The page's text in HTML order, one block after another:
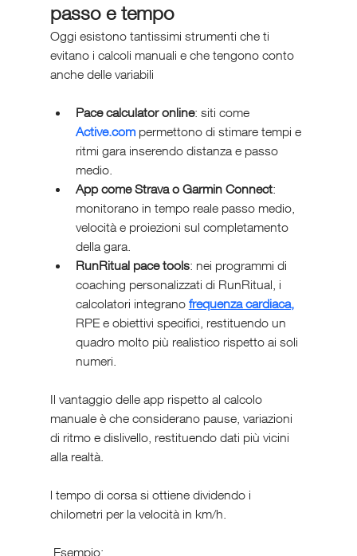
passo e tempo
Oggi esistono tantissimi strumenti che ti
evitano i calcoli manuali e che tengono conto
anche delle variabili
Pace calculator online: siti come
Active.com permettono di stimare tempi e
ritmi gara inserendo distanza e passo
medio.
App come Strava o Garmin Connect:
monitorano in tempo reale passo medio,
velocità e proiezioni sul completamento
della gara.
RunRitual pace tools: nei programmi di
coaching personalizzati di RunRitual, i
calcolatori integrano frequenza cardiaca,
RPE e obiettivi specifici, restituendo un
quadro molto più realistico rispetto ai soli
numeri.
Il vantaggio delle app rispetto al calcolo
manuale è che considerano pause, variazioni
di ritmo e dislivello, restituendo dati più vicini
alla realtà.
l tempo di corsa si ottiene dividendo i
chilometri per la velocità in km/h.
Esempio: